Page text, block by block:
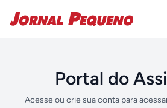
Portal do
Acesse ou crie sua conta para